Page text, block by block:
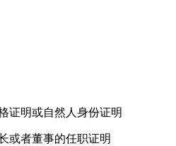
证明或自然人身份证明
或者董事的任职证明